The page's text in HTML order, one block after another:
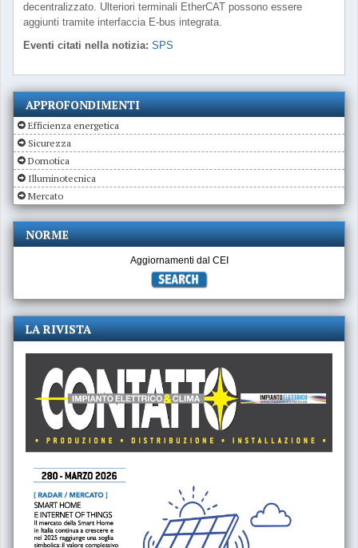
decentralizzato. Ulteriori terminali EtherCAT possono essere
aggiunti tramite interfaccia E-bus integrata.
Eventi citati nella notizia: SPS
APPROFONDIMENTI
Efficienza energetica
Sicurezza
Domotica
Illuminotecnica
Mercato
NORME
Aggiornamenti dal CEI
LA RIVISTA